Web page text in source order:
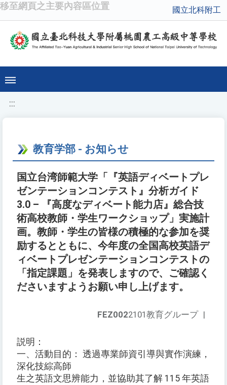
移至網頁之主要內容區位置 國立北科附工
:::
教育学部 - お知らせ
国立台湾師範大学「『英語ディベートプレ
ゼンテーションコンテスト』分析ガイド
3.0 – 『高度なディベート能力店』総合技
術高校教師・学生ワークショップ」実施計
画。教師・学生の皆様の積極的な参加を奨
励するとともに、今年度の全国高校英語デ
ィベートプレゼンテーションコンテストの
「指定課題」を発表しますので、ご確認く
ださいますようお願い申し上げます。
FEZ0022101教育グループ |
説明：
一、活動目的： 透過專業師資引導與實作演練，
深化技綜高師
生之英語文思辨能力，並協助其了解 115 年英語